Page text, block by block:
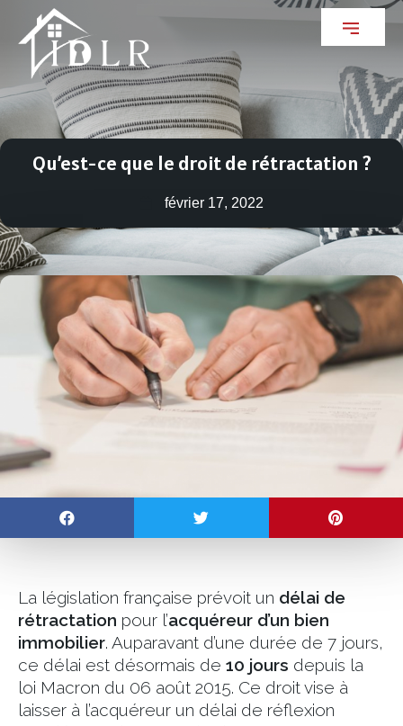
Qu’est-ce que le droit de rétractation ?
février 17, 2022
La législation française prévoit un délai de
rétractation pour l’acquéreur d’un bien
immobilier. Auparavant d’une durée de 7 jours,
ce délai est désormais de 10 jours depuis la
loi Macron du 06 août 2015. Ce droit vise à
laisser à l’acquéreur un délai de réflexion